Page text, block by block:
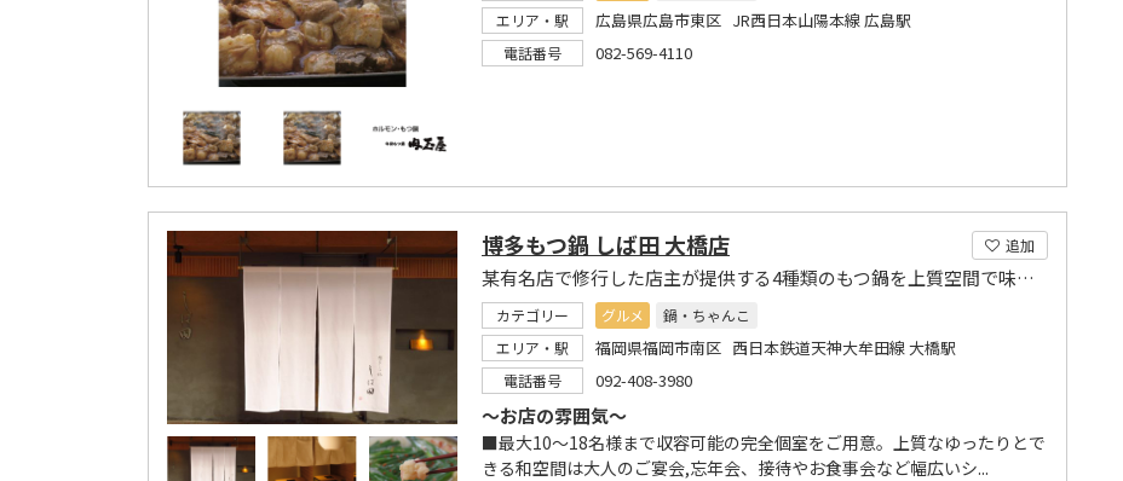
エリア・駅
広島県広島市東区 JR西日本山陽本線 広島駅
電話番号 082-569-4110
追加
博多もつ鍋 しば田 大橋店
某有名店で修行した店主が提供する4種類のもつ鍋を上質空間で味わう。
カテゴリー グルメ
鍋・ちゃんこ
エリア・駅
福岡県福岡市南区 西日本鉄道天神大牟田線 大橋駅
電話番号 092-408-3980
～お店の雰囲気～
■最大10～18名様まで収容可能の完全個室をご用意。上質なゆったりとで
きる和空間は大人のご宴会,忘年会、接待やお食事会など幅広いシ...